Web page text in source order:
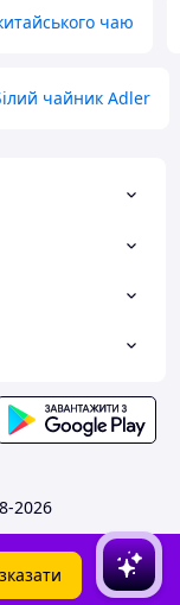
чаю
чайник Adler
2026